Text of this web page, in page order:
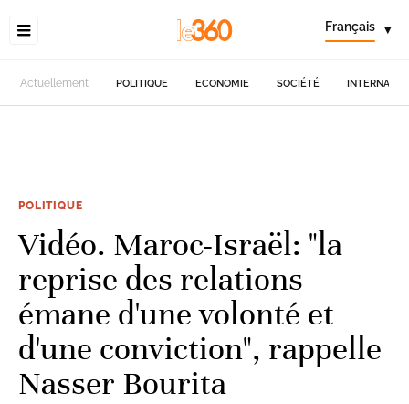
Français ▾
Actuellement POLITIQUE ECONOMIE SOCIÉTÉ
POLITIQUE
Vidéo. Maroc-Israël: "la
reprise des relations
émane d'une volonté et
d'une conviction", rappelle
Nasser Bourita